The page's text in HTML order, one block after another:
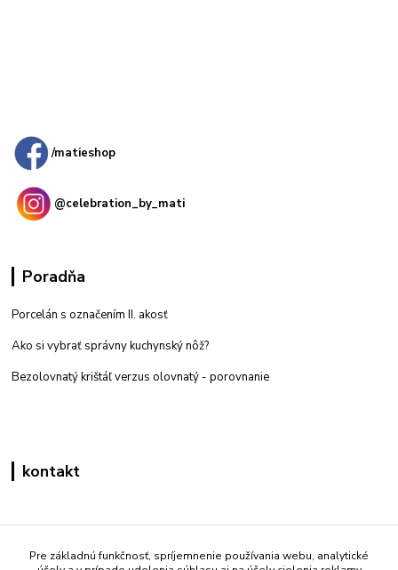
/matieshop
@celebration_by_mati
Poradňa
Porcelán s označením II. akosť
Ako si vybrať správny kuchynský nôž?
Bezolovnatý krištáľ verzus olovnatý - porovnanie
kontakt
+421 908 861 051
Pre základnú funkčnosť, spríjemnenie používania webu, analytické